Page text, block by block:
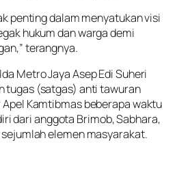
penting dalam menyatukan visi
hukum dan warga demi
terangnya.
Metro Jaya Asep Edi Suheri
tugas (satgas) anti tawuran
Kamtibmas beberapa waktu
dari anggota Brimob, Sabhara,
elemen masyarakat.